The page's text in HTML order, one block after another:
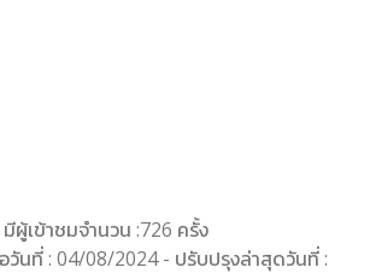
มีผู้เข้าชมจำนวน :726 ครั้ง
วันที่ : 04/08/2024 - ปรับปรุงล่าสุดวันที่ :